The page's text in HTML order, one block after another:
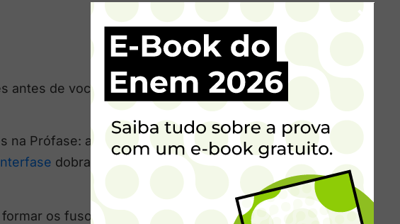
antes de você começar a lista de questões de Mitose.
Prófase: aqui, a cromatina começa a se enrolar. Ou
dobra-se várias vezes sobre si mesmo,
os fusos mitóticos. Por último, o envoltório